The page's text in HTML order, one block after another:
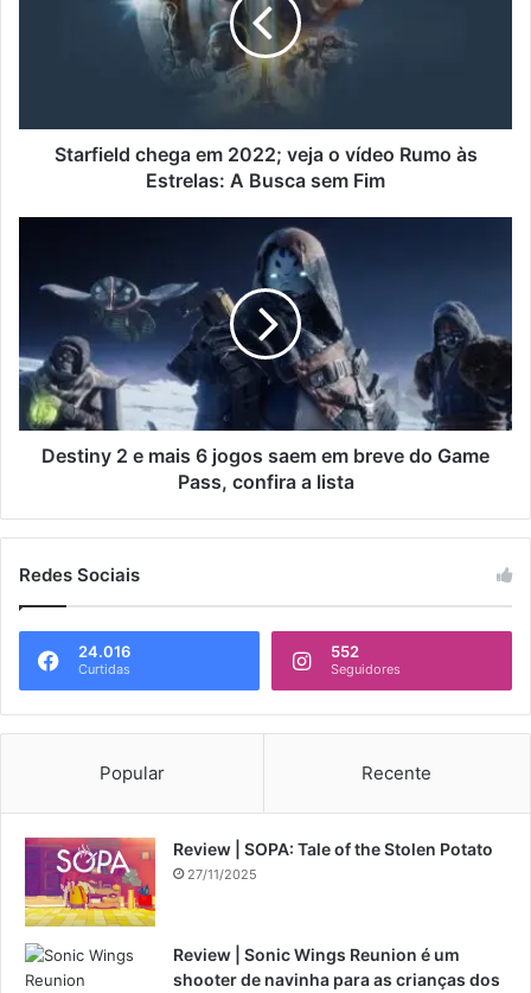
Starfield chega em 2022; veja o vídeo Rumo às
Estrelas: A Busca sem Fim
Destiny 2 e mais 6 jogos saem em breve do Game
Pass, confira a lista
Redes Sociais
24.016
Curtidas
552
Seguidores
Popular Recente
Review | SOPA: Tale of the Stolen Potato
27/11/2025
Review | Sonic Wings Reunion é um
shooter de navinha para as crianças dos